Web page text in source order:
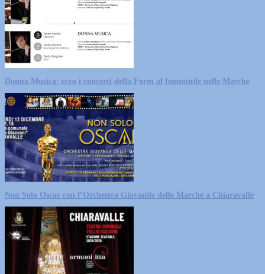
Donna Musica: ecco i concerti della Form al femminile nelle Marche
Non Solo Oscar con l’Orchestra Giovanile delle Marche a Chiaravalle